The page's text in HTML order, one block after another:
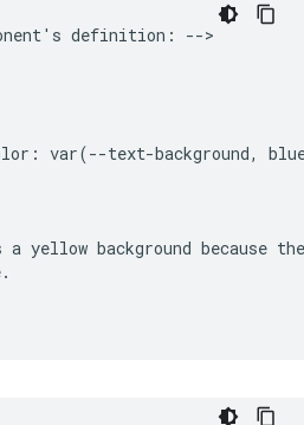
definition: -->
var(--text-background,
a yellow background because